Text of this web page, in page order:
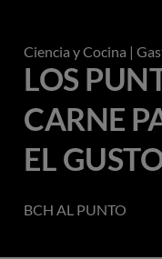
Ciencia y Cocina |
LOS
CARNE
EL
BCH AL PUNTO